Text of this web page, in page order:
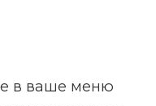
в ваше меню